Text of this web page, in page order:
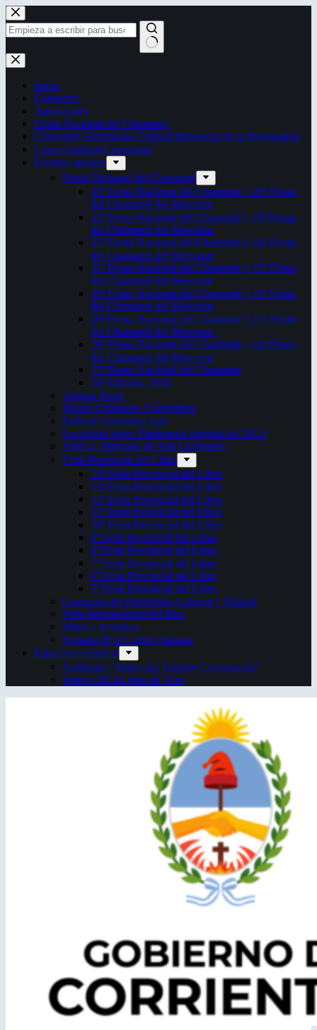
Saltar
al
contenido
Sin
resultados
Inicio
Contactos
Autoridades
Fiesta Nacional del Chamamé
Chamamé: Patrimonio Cultural Inmaterial de la Humanidad
Censo Cultural Correntino
Eventos anuales
Fiesta Nacional del Chamamé
34ª Fiesta Nacional del Chamamé y 20ª Fiesta
del Chamamé del Mercosur
33ª Fiesta Nacional del Chamamé y 19ª Fiesta
del Chamamé del Mercosur
32ª Fiesta Nacional del Chamamé y 18ª Fiesta
del Chamamé del Mercosur
31ª Fiesta Nacional del Chamamé y 17ª Fiesta
del Chamamé del Mercosur
30ª Fiesta Nacional del Chamamé y 16ª Fiesta
del Chamamé del Mercosur
29ª Fiesta Nacional del Chamamé y 15ª Fiesta
del Chamamé del Mercosur
28ª Fiesta Nacional del Chamamé y 14ª Fiesta
del Chamamé del Mercosur
27ª Fiesta Nacional del Chamamé
26ª Edición. 2016.
Taragüi Rock
Juegos Culturales Correntinos
Festival Corrientes Jazz
Encuentro sobre Patrimonio Integral del NEA
ArteCo. Mercado de Arte Corrientes
Feria Provincial del Libro
14ª Feria Provincial del Libro
13ª Feria Provincial del Libro
12ª Feria Provincial del Libro
11ª Feria Provincial del Libro
10ª Feria Provincial del Libro
9ª Feria Provincial del Libro
8ª Feria Provincial del Libro
7ª Feria Provincial del Libro
6ª Feria Provincial del Libro
5ª Feria Provincial del Libro
Congreso del Patrimonio Cultural y Natural
Feria Internacional del libro
Mitos y leyendas
Semana de la Cultura Italiana
Espacios escénicos
Anfiteatro “Mario del Tránsito Cocomarola”
Teatro Oficial Juan de Vera